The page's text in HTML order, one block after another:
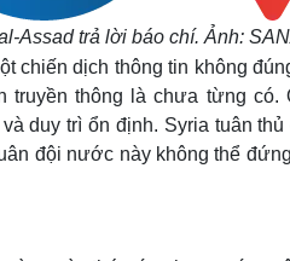
Assad trả lời báo chí. Ảnh:
chiến dịch thông tin không
thông là chưa từng có.
duy trì ổn định. Syria tuân
đội nước này không thể